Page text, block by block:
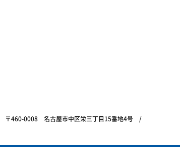
460-0008 名古屋市中区栄三丁目15番地4号 /